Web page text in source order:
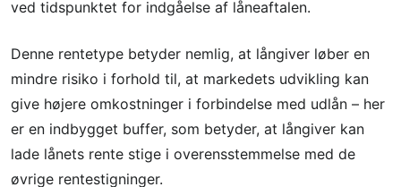
ved tidspunktet for indgåelse af låneaftalen.
Denne rentetype betyder nemlig, at långiver løber en
mindre risiko i forhold til, at markedets udvikling kan
give højere omkostninger i forbindelse med udlån – her
er en indbygget buffer, som betyder, at långiver kan
lade lånets rente stige i overensstemmelse med de
øvrige rentestigninger.